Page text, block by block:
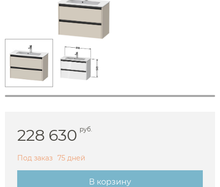
228 630 руб.
Под заказ 75 дней
В корзину